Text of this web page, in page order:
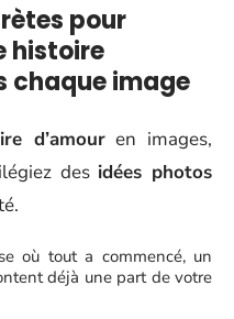
pour
histoire
chaque image
d’amouren images,
des idées photos
où tout a commencé, un
déjà une part de votre